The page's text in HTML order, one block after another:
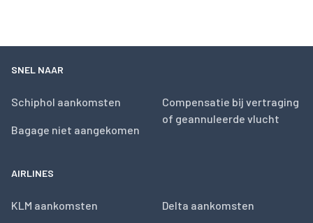
SNEL NAAR
Schiphol aankomsten
Bagage niet aangekomen
Compensatie bij vertraging
of geannuleerde vlucht
AIRLINES
KLM aankomsten Delta aankomsten